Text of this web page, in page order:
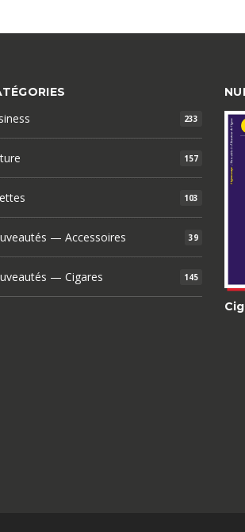
233
157
103
— Accessoires 39
— Cigares 145